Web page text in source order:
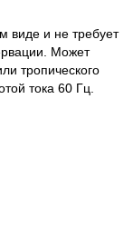
виде и не требует
Может
тропического
тока 60 Гц.